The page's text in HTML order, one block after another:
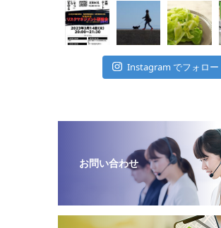
Instagram でフォロー
お問い合わせ